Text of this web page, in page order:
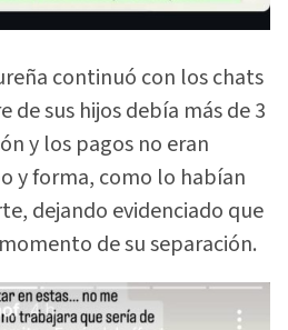
continuó con los chats
de sus hijos debía más de 3
y los pagos no eran
y forma, como lo habían
dejando evidenciado que
de su separación.